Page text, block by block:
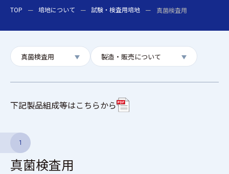
TOP 培地について 試験・検査用培地 真菌検査用
真菌検査用 製造・販売について
下記製品組成等はこちらから
1
真菌検査用